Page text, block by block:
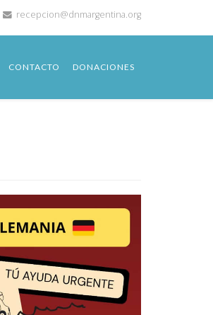
recepcion@dnmargentina.org
CONTACTO DONACIONES